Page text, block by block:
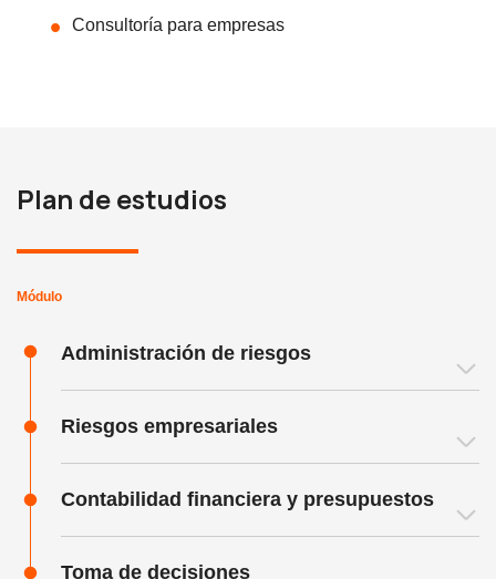
Consultoría para empresas
Plan de estudios
Módulo
Administración de riesgos
Riesgos empresariales
Contabilidad financiera y presupuestos
Toma de decisiones